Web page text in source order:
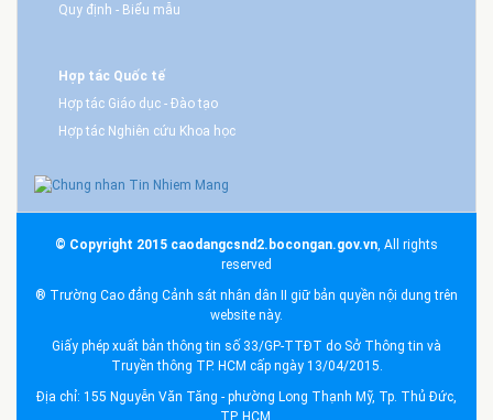
Quy định - Biểu mẫu
Hợp tác Quốc tế
Hợp tác Giáo dục - Đào tạo
Hợp tác Nghiên cứu Khoa học
© Copyright 2015 caodangcsnd2.bocongan.gov.vn, All rights
reserved
® Trường Cao đẳng Cảnh sát nhân dân II giữ bản quyền nội dung trên
website này.
Giấy phép xuất bản thông tin số 33/GP-TTĐT do Sở Thông tin và
Truyền thông TP. HCM cấp ngày 13/04/2015.
Địa chỉ: 155 Nguyễn Văn Tăng - phường Long Thạnh Mỹ, Tp. Thủ Đức,